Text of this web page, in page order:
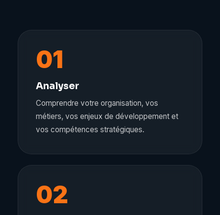
01
Analyser
Comprendre votre organisation, vos
métiers, vos enjeux de développement et
vos compétences stratégiques.
02